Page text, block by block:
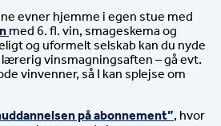
evner hjemme i egen stue med
med 6. fl. vin, smageskema og
og uformelt selskab kan du nyde
vinsmagningsaften – gå evt.
vinvenner, så I kan splejse om
på abonnement”, hvor